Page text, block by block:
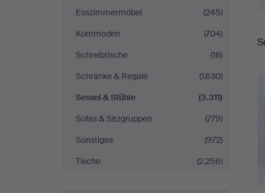
Halmstads
Auktionskammare
Esszimmermöbel
(245)
Kommoden
(704)
Schreibtische
(18)
Schränke & Regale
(1.630)
Sessel & Stühle
(3.311)
Sofas & Sitzgruppen
(779)
Sonstiges
(972)
Tische
(2.256)